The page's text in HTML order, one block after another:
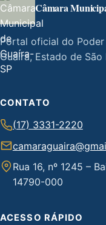
Câmara
Portal oficial do
Guaíra, Estado de São
CONTATO
(17) 3331-2220
Rua 16, nº 1245 –
14790-000
ACESSO RÁPIDO